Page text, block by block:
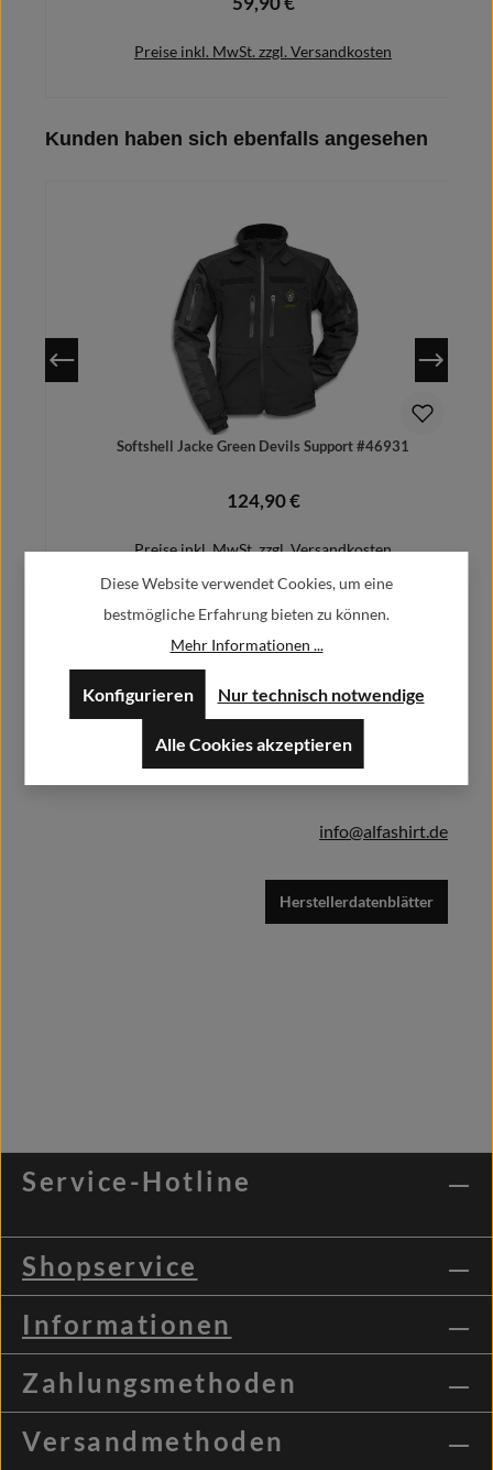
Preise inkl. MwSt. zzgl. Versandkosten
Produktgalerie überspringen
Kunden haben sich ebenfalls angesehen
Softshell Jacke Green Devils Support #46931
Regulärer Preis:
124,90 €
Preise inkl. MwSt. zzgl. Versandkosten
Details
Herstellerinformationen:
Alfa GmbH / Alfashirt
Weisweilerstr.20-22
52379 Langerwehe
info@alfashirt.de
Herstellerdatenblätter
Service-Hotline
Shopservice
Informationen
Zahlungsmethoden
Versandmethoden
Diese Website verwendet Cookies, um eine
bestmögliche Erfahrung bieten zu können.
Mehr Informationen ...
Nur technisch notwendige
Konfigurieren
Alle Cookies akzeptieren